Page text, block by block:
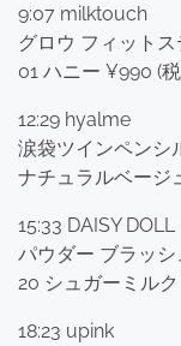
9:07 milktouch
グロウ フィット
01 ハニー ¥990 (
12:29 hyalme
涙袋ツインペンシ
ナチュラルベージ
15:33 DAISY DOLL
パウダー ブラッシ
20 シュガーミル
18:23 upink